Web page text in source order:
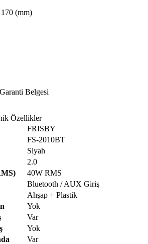
(mm)
Belgesi
Özellikler
FRISBY
FS-2010BT
Siyah
2.0
40W RMS
Bluetooth / AUX Giriş
Ahşap + Plastik
Yok
Var
Yok
Var